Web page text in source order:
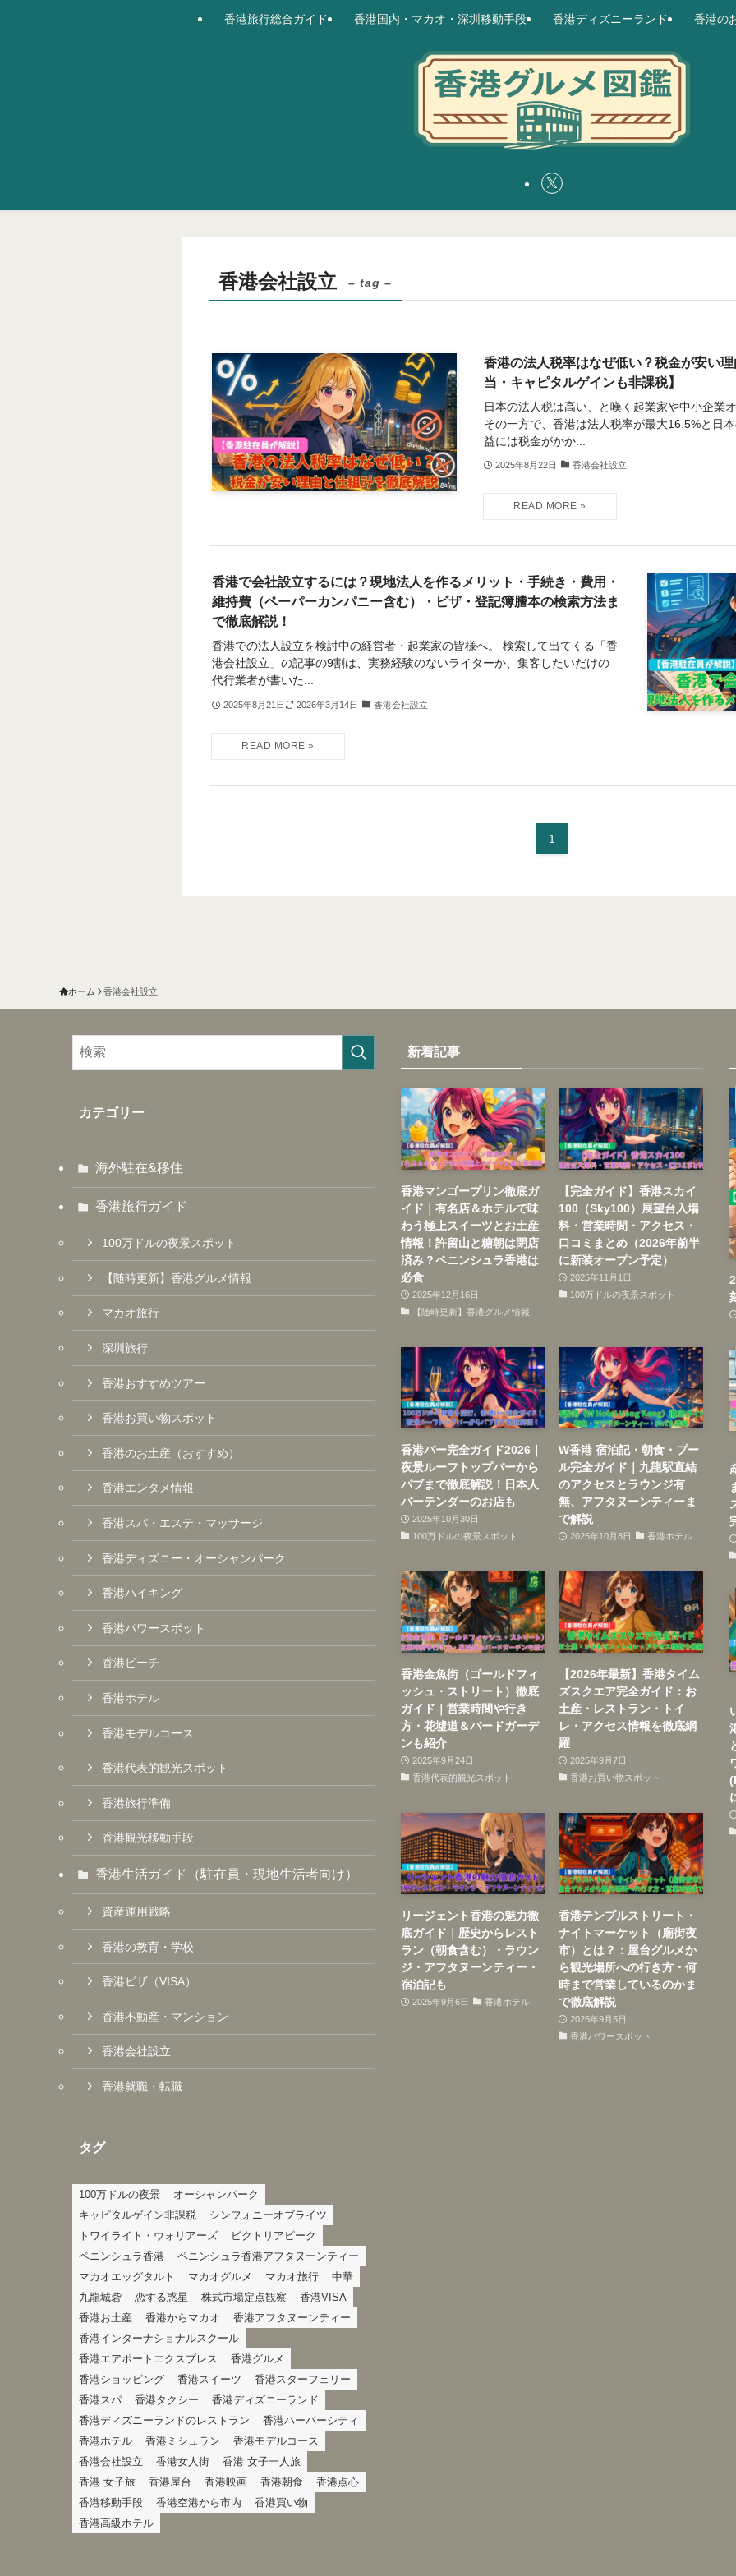
香港旅行総合ガイド 香港国内・マカオ・深圳移動手段 香港ディズニーランド 香港の
香港会社設立 – tag –
香港の法人税率はなぜ低い？税金が安い
当・キャピタルゲインも非課税】
日本の法人税は高い、と嘆く起業家や中小企業
その一方で、香港は法人税率が最大16.5%と日
益には税金がかか...
2025年8月22日 香港会社設立
香港で会社設立するには？現地法人を作るメリット・手続き・費用・
維持費（ペーパーカンパニー含む）・ビザ・登記簿謄本の検索方法ま
で徹底解説！
香港での法人設立を検討中の経営者・起業家の皆様へ。 検索して出てくる「香
港会社設立」の記事の9割は、実務経験のないライターか、集客したいだけの
代行業者が書いた...
2025年8月21日 2026年3月14日 香港会社設立
1
ホーム 香港会社設立
カテゴリー
海外駐在&移住
香港旅行ガイド
100万ドルの夜景スポット
【随時更新】香港グルメ情報
マカオ旅行
深圳旅行
香港おすすめツアー
香港お買い物スポット
香港のお土産（おすすめ）
香港エンタメ情報
香港スパ・エステ・マッサージ
香港ディズニー・オーシャンパーク
香港ハイキング
香港パワースポット
香港ビーチ
香港ホテル
香港モデルコース
香港代表的観光スポット
香港旅行準備
香港観光移動手段
香港生活ガイド（駐在員・現地生活者向け）
資産運用戦略
香港の教育・学校
香港ビザ（VISA）
香港不動産・マンション
香港会社設立
香港就職・転職
タグ
100万ドルの夜景
オーシャンパーク
キャピタルゲイン非課税
シンフォニーオブライツ
トワイライト・ウォリアーズ
ビクトリアピーク
ペニンシュラ香港
ペニンシュラ香港アフタヌーンティー
マカオエッグタルト
マカオグルメ マカオ旅行
中華
九龍城砦
恋する惑星 株式市場定点観察
香港VISA
香港お土産
香港からマカオ
香港アフタヌーンティー
香港インターナショナルスクール
香港エアポートエクスプレス
香港グルメ
香港ショッピング
香港スイーツ
香港スターフェリー
香港スパ
香港タクシー
香港ディズニーランド
香港ディズニーランドのレストラン
香港ハーバーシティ
香港ホテル
香港ミシュラン
香港モデルコース
香港会社設立
香港女人街
香港 女子一人旅
香港 女子旅
香港屋台 香港映画 香港朝食
香港点心
香港移動手段
香港空港から市内
香港買い物
香港高級ホテル
新着記事
香港マンゴープリン徹底ガ
イド｜有名店＆ホテルで味
わう極上スイーツとお土産
情報！許留山と糖朝は閉店
済み？ペニンシュラ香港は
必食
2025年12月16日
【随時更新】香港グルメ情報
【完全ガイド】香港スカイ
100（Sky100）展望台入場
料・営業時間・アクセス・
口コミまとめ（2026年前半
に新装オープン予定）
2025年11月1日
100万ドルの夜景スポット
香港バー完全ガイド2026｜
夜景ルーフトップバーから
パブまで徹底解説！日本人
バーテンダーのお店も
2025年10月30日
100万ドルの夜景スポット
W香港 宿泊記・朝食・プー
ル完全ガイド｜九龍駅直結
のアクセスとラウンジ有
無、アフタヌーンティーま
で解説
2025年10月8日 香港ホテル
香港金魚街（ゴールドフィ
ッシュ・ストリート）徹底
ガイド｜営業時間や行き
方・花墟道＆バードガーデ
ンも紹介
2025年9月24日
香港代表的観光スポット
【2026年最新】香港タイム
ズスクエア完全ガイド：お
土産・レストラン・トイ
レ・アクセス情報を徹底網
羅
2025年9月7日
香港お買い物スポット
リージェント香港の魅力徹
底ガイド｜歴史からレスト
ラン（朝食含む）・ラウン
ジ・アフタヌーンティー・
宿泊記も
2025年9月6日 香港ホテル
香港テンプルストリート・
ナイトマーケット（廟街夜
市）とは？：屋台グルメか
ら観光場所への行き方・何
時まで営業しているのかま
で徹底解説
2025年9月5日
香港パワースポット